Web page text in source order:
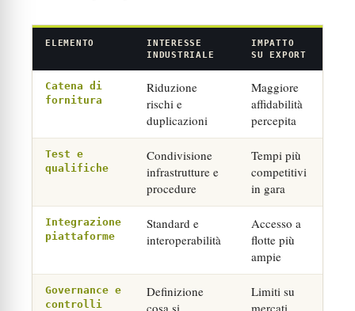
ELEMENTO
INTERESSE
INDUSTRIALE
IMPATTO
SU EXPORT
Catena di
fornitura
Riduzione
rischi e
duplicazioni
Maggiore
affidabilità
percepita
Test e
qualifiche
Condivisione
infrastrutture e
procedure
Tempi più
competitivi
in gara
Integrazione
piattaforme
Standard e
interoperabilità
Accesso a
flotte più
ampie
Governance e
controlli
Definizione
cosa si
Limiti su
mercati